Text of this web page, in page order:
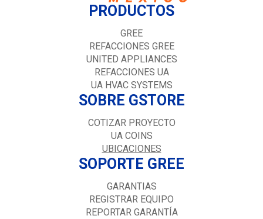
PRODUCTOS
GREE
REFACCIONES GREE
UNITED APPLIANCES
REFACCIONES UA
UA HVAC SYSTEMS
SOBRE GSTORE
COTIZAR PROYECTO
UA COINS
UBICACIONES
SOPORTE GREE
GARANTIAS
REGISTRAR EQUIPO
REPORTAR GARANTÍA